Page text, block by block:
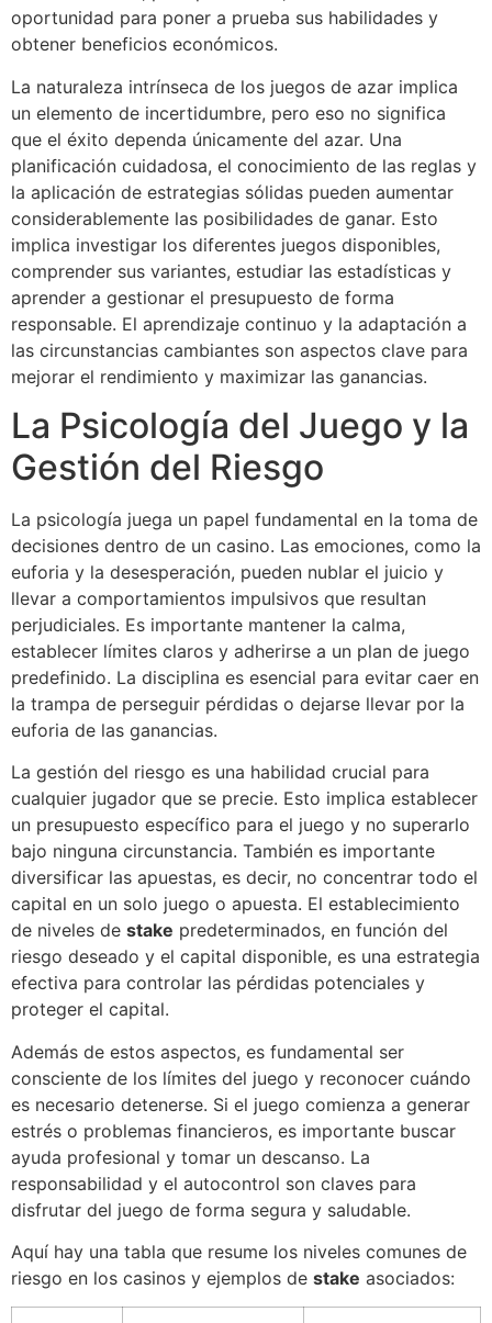
oportunidad para poner a prueba sus habilidades y
obtener beneficios económicos.
La naturaleza intrínseca de los juegos de azar implica
un elemento de incertidumbre, pero eso no significa
que el éxito dependa únicamente del azar. Una
planificación cuidadosa, el conocimiento de las reglas y
la aplicación de estrategias sólidas pueden aumentar
considerablemente las posibilidades de ganar. Esto
implica investigar los diferentes juegos disponibles,
comprender sus variantes, estudiar las estadísticas y
aprender a gestionar el presupuesto de forma
responsable. El aprendizaje continuo y la adaptación a
las circunstancias cambiantes son aspectos clave para
mejorar el rendimiento y maximizar las ganancias.
La Psicología del Juego y la
Gestión del Riesgo
La psicología juega un papel fundamental en la toma de
decisiones dentro de un casino. Las emociones, como la
euforia y la desesperación, pueden nublar el juicio y
llevar a comportamientos impulsivos que resultan
perjudiciales. Es importante mantener la calma,
establecer límites claros y adherirse a un plan de juego
predefinido. La disciplina es esencial para evitar caer en
la trampa de perseguir pérdidas o dejarse llevar por la
euforia de las ganancias.
La gestión del riesgo es una habilidad crucial para
cualquier jugador que se precie. Esto implica establecer
un presupuesto específico para el juego y no superarlo
bajo ninguna circunstancia. También es importante
diversificar las apuestas, es decir, no concentrar todo el
capital en un solo juego o apuesta. El establecimiento
de niveles de stake predeterminados, en función del
riesgo deseado y el capital disponible, es una estrategia
efectiva para controlar las pérdidas potenciales y
proteger el capital.
Además de estos aspectos, es fundamental ser
consciente de los límites del juego y reconocer cuándo
es necesario detenerse. Si el juego comienza a generar
estrés o problemas financieros, es importante buscar
ayuda profesional y tomar un descanso. La
responsabilidad y el autocontrol son claves para
disfrutar del juego de forma segura y saludable.
Aquí hay una tabla que resume los niveles comunes de
riesgo en los casinos y ejemplos de stake asociados: